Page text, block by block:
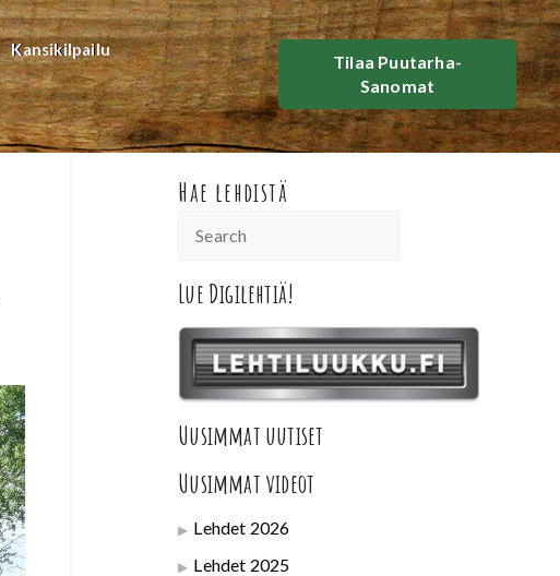
Kansikilpailu
Tilaa Puutarha-
Sanomat
Hae lehdistä
Lue Digilehtiä!
Uusimmat uutiset
Uusimmat videot
Lehdet 2026
Lehdet 2025